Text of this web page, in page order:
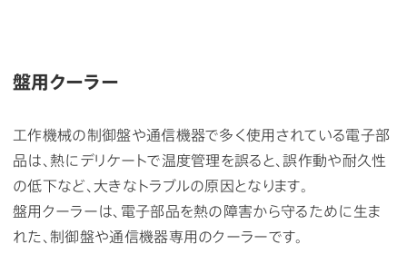
盤用クーラー
工作機械の制御盤や通信機器で多く使用されている電子部
品は、熱にデリケートで温度管理を誤ると、誤作動や耐久性
の低下など、大きなトラブルの原因となります。
盤用クーラーは、電子部品を熱の障害から守るために生ま
れた、制御盤や通信機器専用のクーラーです。